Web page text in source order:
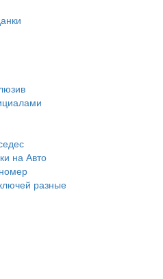
на Авто
разные